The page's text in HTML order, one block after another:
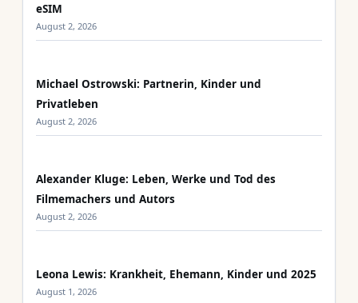
eSIM
August 2, 2026
Michael Ostrowski: Partnerin, Kinder und
Privatleben
August 2, 2026
Alexander Kluge: Leben, Werke und Tod des
Filmemachers und Autors
August 2, 2026
Leona Lewis: Krankheit, Ehemann, Kinder und 2025
August 1, 2026